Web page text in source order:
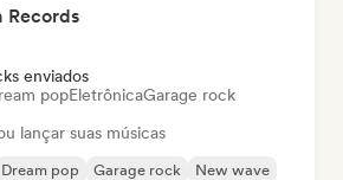
Records
enviados
popEletrônicaGarage rock
lançar suas músicas
Dream pop Garage rock
New wave